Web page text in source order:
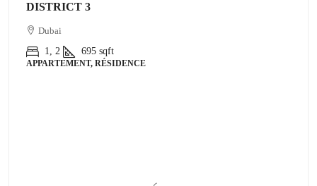
DISTRICT 3
Dubai
1, 2
695 sqft
APPARTEMENT, RÉSIDENCE